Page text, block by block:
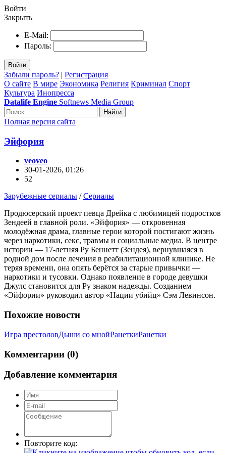
Войти
Закрыть
E-Mail:
Пароль:
Войти
Забыли пароль? | Регистрация
О сайте В мире Экономика Религия Криминал Спорт
Культура Инопресса
Datalife Engine Softnews Media Group
Найти
Полная версия сайта
Эйфория
veoveo
30-01-2026, 01:26
52
Зарубежные сериалы /Сериалы
Продюсерский проект певца Дрейка с любимицей подростков
Зендеей в главной роли. «Эйфория» — откровенная
молодёжная драма, главные герои которой постигают жизнь
через наркотики, секс, травмы и социальные медиа. В центре
истории — 17-летняя Ру Беннетт (Зендея), вернувшаяся в
родной дом после лечения в реабилитационной клинике. Не
теряя времени, она опять берётся за старые привычки —
наркотики и тусовки. Однако появление в городе девушки
Джулс становится для Ру знаком надежды. Созданием
«Эйфории» руководил автор «Нации убийц» Сэм Левинсон.
Похожие новости
Игра престоловДыши со мнойРанеткиРанетки
Комментарии (0)
Добавление комментария
Повторите код: